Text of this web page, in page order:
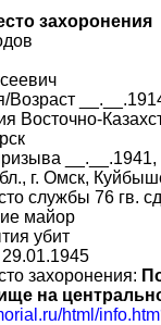
захоронения
Возраст
Восточно-
г. Омск,
службы 76 гв. сд
майор
убит
захоронения:
на
html/